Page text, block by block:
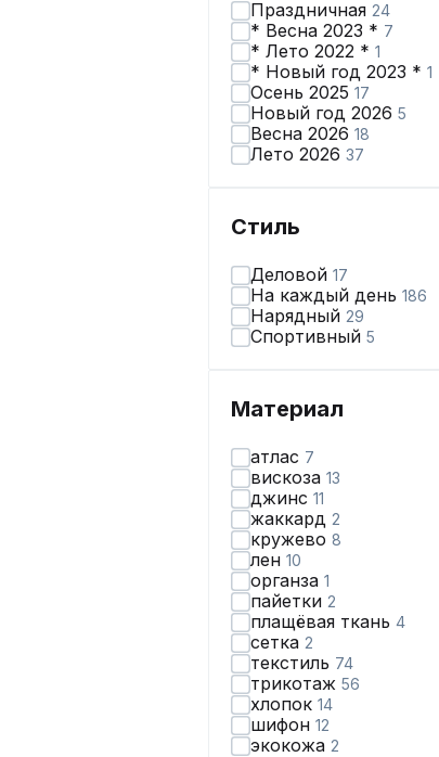
Праздничная 24
* Весна 2023 * 7
* Лето 2022 * 1
* Новый год 2023 * 1
Осень 2025 17
Новый год 2026 5
Весна 2026 18
Лето 2026 37
Стиль
Деловой 17
На каждый день 186
Нарядный 29
Спортивный 5
Материал
атлас 7
вискоза 13
джинс 11
жаккард 2
кружево 8
лен 10
органза 1
пайетки 2
плащёвая ткань 4
сетка 2
текстиль 74
трикотаж 56
хлопок 14
шифон 12
экокожа 2